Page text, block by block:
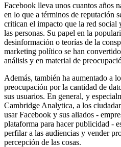
Facebook lleva unos cuantos años
en lo que a términos de reputación
critican el impacto que la red social
las personas. Su papel en la
desinformación o teorías de la
marketing político se han
análisis y en material de
Además, también ha aumentado a
preocupación por la cantidad de
sus usuarios. En general, y
Cambridge Analytica, a los
usar Facebook y sus aliados -
plataforma para hacer publicidad -
perfilar a las audiencias y vender
percepción de las cosas.